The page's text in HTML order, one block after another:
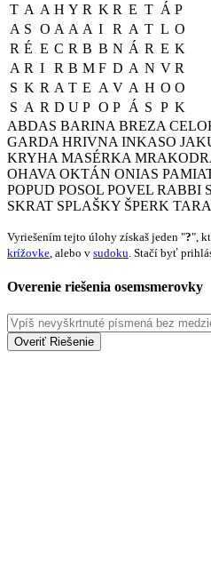
T A A H Y R K R E T Á P
A S O A A A I R A T L O
R É E C R B B N Á R E K
A R I R B M F D A N V R
S K R A T E A V A H O O
S A R D U P O P Á S P K
ABDAS BARINA BREZA
GARDA HRIVNA INKASO
KRYHA MASÉRKA
OHAVA OKTÁN ONIAS
POPUD POSOL POVEL RABBI
SKRAT SPLAŠKY ŠPERK
Vyriešením tejto úlohy získaš jeden "?",
krížovke , alebo v sudoku . Stačí byť
Overenie riešenia osemsmerovky